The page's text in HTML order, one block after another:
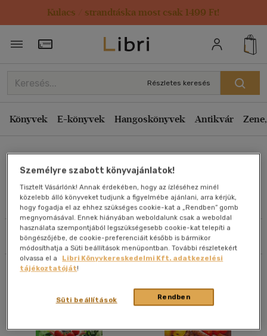
Kulacs / strandtáska most csak 1499 Ft!
Törzsvásárlói Kártya adatai
Részletes keresés
Könyvek E-könyvek Hangoskönyvek Antikvár
Renate Hudak
Művei
Szűrés Rendezés
Rendezés
Kiadás éve szerint csökkenő
Ár szerint csökkenő
Eladott darabszám szerint csökkenő
Eladott darabszám szerint növekvő
Cím szerint A-Z
Szerző szerint A-Z
Megjelenítés
20 db / oldal
Alkalmaz
Személyre szabott könyvajánlatok!
Tisztelt Vásárlónk! Annak érdekében, hogy az ízléséhez minél
közelebb álló könyveket tudjunk a figyelmébe ajánlani, arra kérjük,
hogy fogadja el az ehhez szükséges cookie-kat a „Rendben” gomb
megnyomásával. Ennek hiányában weboldalunk csak a weboldal
használata szempontjából legszükségesebb cookie-kat telepíti a
böngészőjébe, de cookie-preferenciáit később is bármikor
módosíthatja a Süti beállítások menüpontban. További részletekért
olvassa el a
Libri Könyvkereskedelmi Kft. adatkezelési
tájékoztatóját!
Rendben
Süti beállítások